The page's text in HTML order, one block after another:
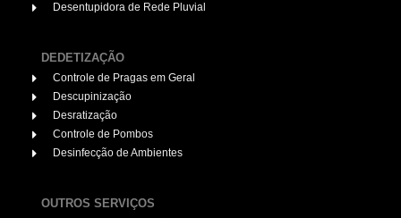
Desentupidora de Rede Pluvial
DEDETIZAÇÃO
Controle de Pragas em Geral
Descupinização
Desratização
Controle de Pombos
Desinfecção de Ambientes
OUTROS SERVIÇOS